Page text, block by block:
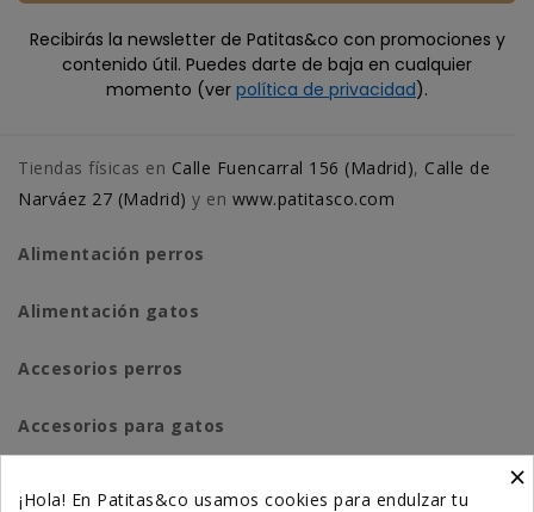
Recibirás la newsletter de Patitas&co con promociones y
contenido útil. Puedes darte de baja en cualquier
momento (ver política de privacidad).
Tiendas físicas en Calle Fuencarral 156 (Madrid), Calle de
Narváez 27 (Madrid) y en www.patitasco.com
Alimentación perros
Alimentación gatos
Accesorios perros
Accesorios para gatos
×
¡Hola! En Patitas&co usamos cookies para endulzar tu